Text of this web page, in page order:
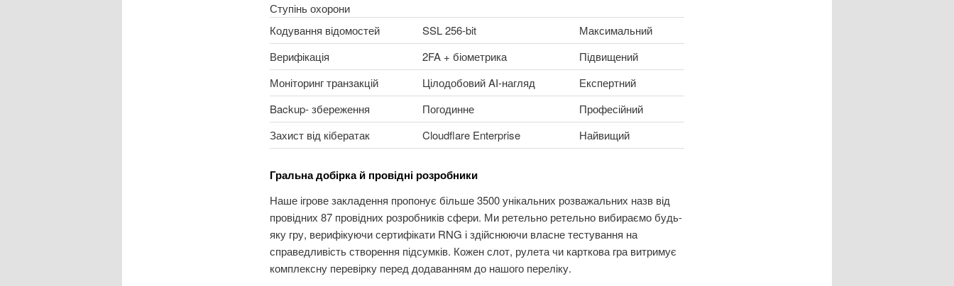
Ступінь охорони
Кодування відомостей
SSL 256-bit
Максимальний
Верифікація
2FA + біометрика
Підвищений
Моніторинг транзакцій
Цілодобовий AI-нагляд
Експертний
Backup- збереження
Погодинне
Професійний
Захист від кібератак
Cloudflare Enterprise Найвищий
Гральна добірка й провідні розробники
Наше ігрове закладення пропонує більше 3500 унікальних розважальних назв від
провідних 87 провідних розробників сфери. Ми ретельно ретельно вибираємо будь-
яку гру, верифікуючи сертифікати RNG і здійснюючи власне тестування на
справедливість створення підсумків. Кожен слот, рулета чи карткова гра витримує
комплексну перевірку перед додаванням до нашого переліку.